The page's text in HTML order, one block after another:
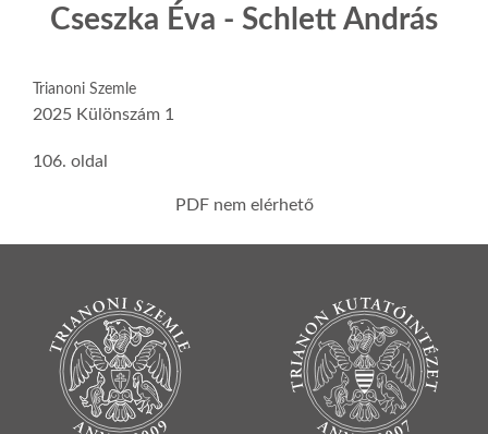
Cseszka Éva - Schlett András
Trianoni Szemle
2025 Különszám 1
106. oldal
PDF nem elérhető